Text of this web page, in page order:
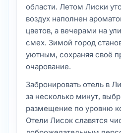
области. Летом Лиски
воздух наполнен
цветов, а вечерами на
смех. Зимой город
уютным, сохраняя своё
очарование.
Забронировать отель в
за несколько минут,
размещение по уровню
Отели Лисок славятся